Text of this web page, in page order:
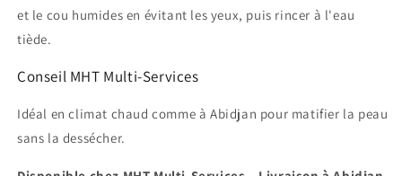
et le cou humides en évitant les yeux, puis rincer à l'eau
tiède.
Conseil MHT Multi-Services
Idéal en climat chaud comme à Abidjan pour matifier la peau
sans la dessécher.